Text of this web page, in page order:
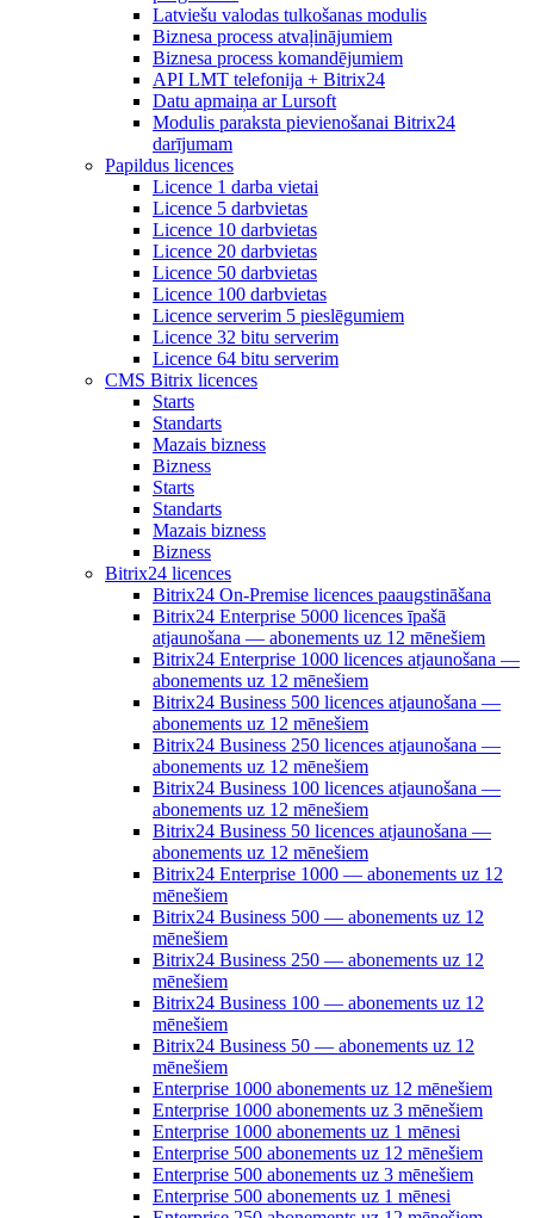
Latviešu valodas tulkošanas modulis
Biznesa process atvaļinājumiem
Biznesa process komandējumiem
API LMT telefonija + Bitrix24
Datu apmaiņa ar Lursoft
Modulis paraksta pievienošanai Bitrix24
darījumam
Papildus licences
Licence 1 darba vietai
Licence 5 darbvietas
Licence 10 darbvietas
Licence 20 darbvietas
Licence 50 darbvietas
Licence 100 darbvietas
Licence serverim 5 pieslēgumiem
Licence 32 bitu serverim
Licence 64 bitu serverim
CMS Bitrix licences
Starts
Standarts
Mazais bizness
Bizness
Starts
Standarts
Mazais bizness
Bizness
Bitrix24 licences
Bitrix24 On-Premise licences paaugstināšana
Bitrix24 Enterprise 5000 licences īpašā
atjaunošana — abonements uz 12 mēnešiem
Bitrix24 Enterprise 1000 licences atjaunošana —
abonements uz 12 mēnešiem
Bitrix24 Business 500 licences atjaunošana —
abonements uz 12 mēnešiem
Bitrix24 Business 250 licences atjaunošana —
abonements uz 12 mēnešiem
Bitrix24 Business 100 licences atjaunošana —
abonements uz 12 mēnešiem
Bitrix24 Business 50 licences atjaunošana —
abonements uz 12 mēnešiem
Bitrix24 Enterprise 1000 — abonements uz 12
mēnešiem
Bitrix24 Business 500 — abonements uz 12
mēnešiem
Bitrix24 Business 250 — abonements uz 12
mēnešiem
Bitrix24 Business 100 — abonements uz 12
mēnešiem
Bitrix24 Business 50 — abonements uz 12
mēnešiem
Enterprise 1000 abonements uz 12 mēnešiem
Enterprise 1000 abonements uz 3 mēnešiem
Enterprise 1000 abonements uz 1 mēnesi
Enterprise 500 abonements uz 12 mēnešiem
Enterprise 500 abonements uz 3 mēnešiem
Enterprise 500 abonements uz 1 mēnesi